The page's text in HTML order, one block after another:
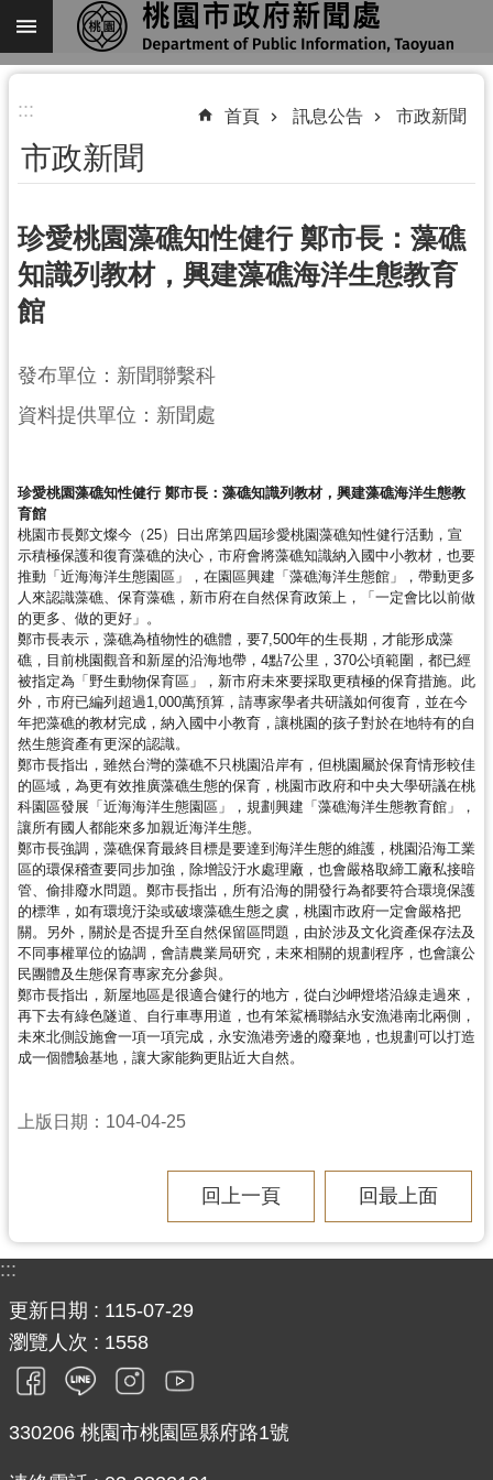
跳到主要內容區塊
進
搜
尋
關
於
們
機
訊
錄
業
務
資
訊
訊
息
公
告
便
民
服
務
政
府
資
訊
公
開
回
站
覽
市
政
箱
常
::: 首頁 訊息公告 市政新聞
市政新聞
珍愛桃園藻礁知性健行 鄭市長：藻礁
知識列教材，興建藻礁海洋生態教育
館
發布單位：新聞聯繫科
資料提供單位：新聞處
珍愛桃園藻礁知性健行 鄭市長：藻礁知識列教材，興建藻礁海洋生態教
育館
桃園市長鄭文燦今（25）日出席第四屆珍愛桃園藻礁知性健行活動，宣
示積極保護和復育藻礁的決心，市府會將藻礁知識納入國中小教材，也要
推動「近海海洋生態園區」，在園區興建「藻礁海洋生態館」，帶動更多
人來認識藻礁、保育藻礁，新市府在自然保育政策上，「一定會比以前做
的更多、做的更好」。
鄭市長表示，藻礁為植物性的礁體，要7,500年的生長期，才能形成藻
礁，目前桃園觀音和新屋的沿海地帶，4點7公里，370公頃範圍，都已經
被指定為「野生動物保育區」，新市府未來要採取更積極的保育措施。此
外，市府已編列超過1,000萬預算，請專家學者共研議如何復育，並在今
年把藻礁的教材完成，納入國中小教育，讓桃園的孩子對於在地特有的自
然生態資產有更深的認識。
鄭市長指出，雖然台灣的藻礁不只桃園沿岸有，但桃園屬於保育情形較佳
的區域，為更有效推廣藻礁生態的保育，桃園市政府和中央大學研議在桃
科園區發展「近海海洋生態園區」，規劃興建「藻礁海洋生態教育館」，
讓所有國人都能來多加親近海洋生態。
鄭市長強調，藻礁保育最終目標是要達到海洋生態的維護，桃園沿海工業
區的環保稽查要同步加強，除增設汙水處理廠，也會嚴格取締工廠私接暗
管、偷排廢水問題。鄭市長指出，所有沿海的開發行為都要符合環境保護
的標準，如有環境汙染或破壞藻礁生態之虞，桃園市政府一定會嚴格把
關。另外，關於是否提升至自然保留區問題，由於涉及文化資產保存法及
不同事權單位的協調，會請農業局研究，未來相關的規劃程序，也會讓公
民團體及生態保育專家充分參與。
鄭市長指出，新屋地區是很適合健行的地方，從白沙岬燈塔沿線走過來，
再下去有綠色隧道、自行車專用道，也有笨鯊橋聯結永安漁港南北兩側，
未來北側設施會一項一項完成，永安漁港旁邊的廢棄地，也規劃可以打造
成一個體驗基地，讓大家能夠更貼近大自然。
上版日期：104-04-25
回上一頁 回最上面
:::
更新日期
115-07-29
瀏覽人次
1558
330206 桃園市桃園區縣府路1號